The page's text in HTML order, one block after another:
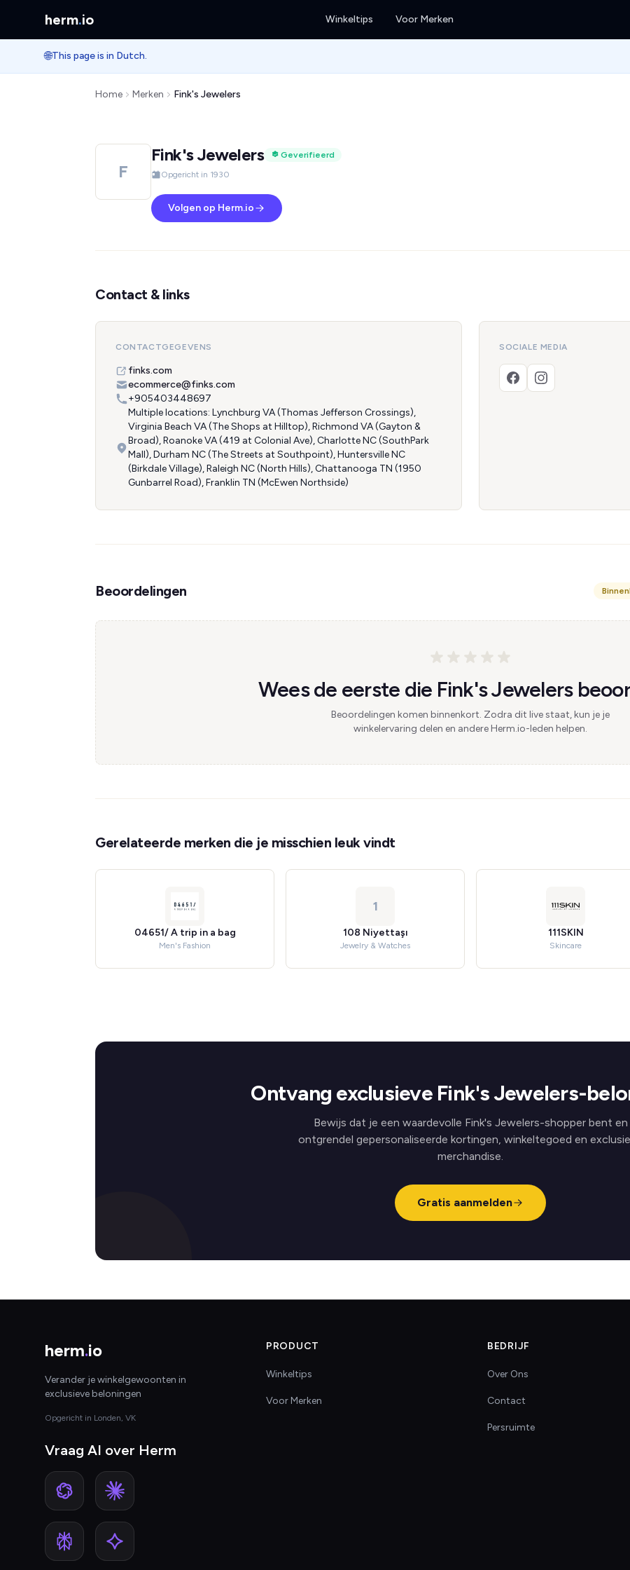
herm.io Winkeltips Voor Merken
🌐This page is in Dutch.
Home Merken Fink's Jewelers
F
Fink's Jewelers
Geverifieerd
Opgericht in 1930
Volgen op Herm.io
Contact & links
CONTACTGEGEVENS
finks.com
ecommerce@finks.com
+905403448697
Multiple locations: Lynchburg VA (Thomas Jefferson Crossings),
Virginia Beach VA (The Shops at Hilltop), Richmond VA (Gayton &
Broad), Roanoke VA (419 at Colonial Ave), Charlotte NC (SouthPark
Mall), Durham NC (The Streets at Southpoint), Huntersville NC
(Birkdale Village), Raleigh NC (North Hills), Chattanooga TN (1950
Gunbarrel Road), Franklin TN (McEwen Northside)
SOCIALE MEDIA
Beoordelingen
Wees de eerste die Fink's Jewelers
Beoordelingen komen binnenkort. Zodra dit live staat, kun je je
winkelervaring delen en andere Herm.io-leden helpen.
Gerelateerde merken die je misschien leuk vindt
04651/ A trip in a bag
Men's Fashion
1
108 Niyettaşı
Jewelry & Watches
111SKIN
Skincare
Ontvang exclusieve Fink's Jewelers-
Bewijs dat je een waardevolle Fink's Jewelers-shopper bent en
ontgrendel gepersonaliseerde kortingen, winkeltegoed en
merchandise.
Gratis aanmelden
herm.io
Verander je winkelgewoonten in
exclusieve beloningen
Opgericht in Londen, VK
Vraag AI over Herm
PRODUCT
Winkeltips
Voor Merken
BEDRIJF
Over Ons
Contact
Persruimte